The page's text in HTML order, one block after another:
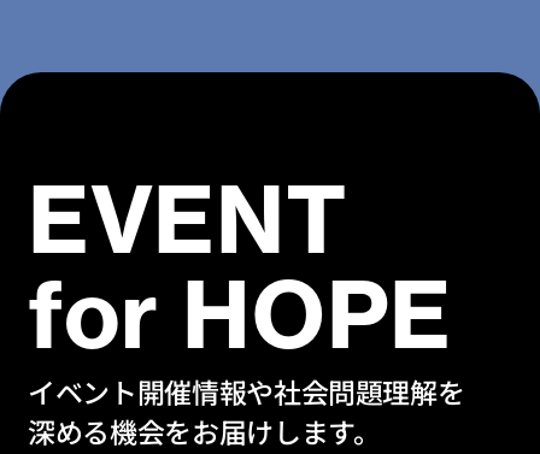
EVENT
for HOPE
イベント開催情報や社会問題理解を
深める機会をお届けします。